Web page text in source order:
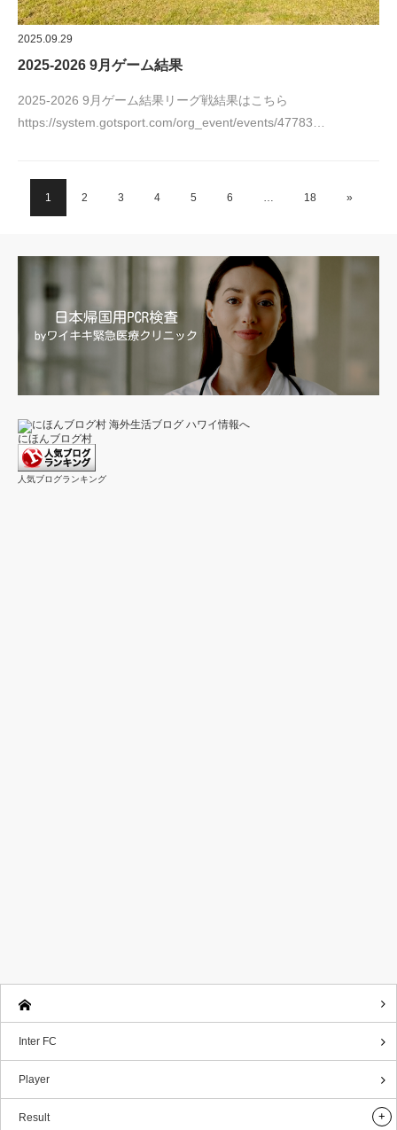
2025.09.29
2025-2026 9月ゲーム結果
2025-2026 9月ゲーム結果リーグ戦結果はこちら
https://system.gotsport.com/org_event/events/47783…
1 2 3 4 5 6 … 18 »
にほんブログ村
人気ブログランキング
Inter FC
Player
Result